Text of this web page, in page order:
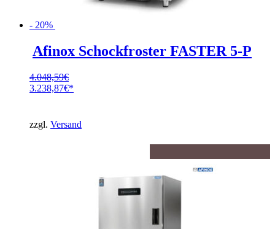
- 20%
Afinox Schockfroster FASTER 5-P
4.048,59€
Ursprünglicher
4.048,59€
3.238,87€
ist:
3.238,87€.
zzgl. Versand